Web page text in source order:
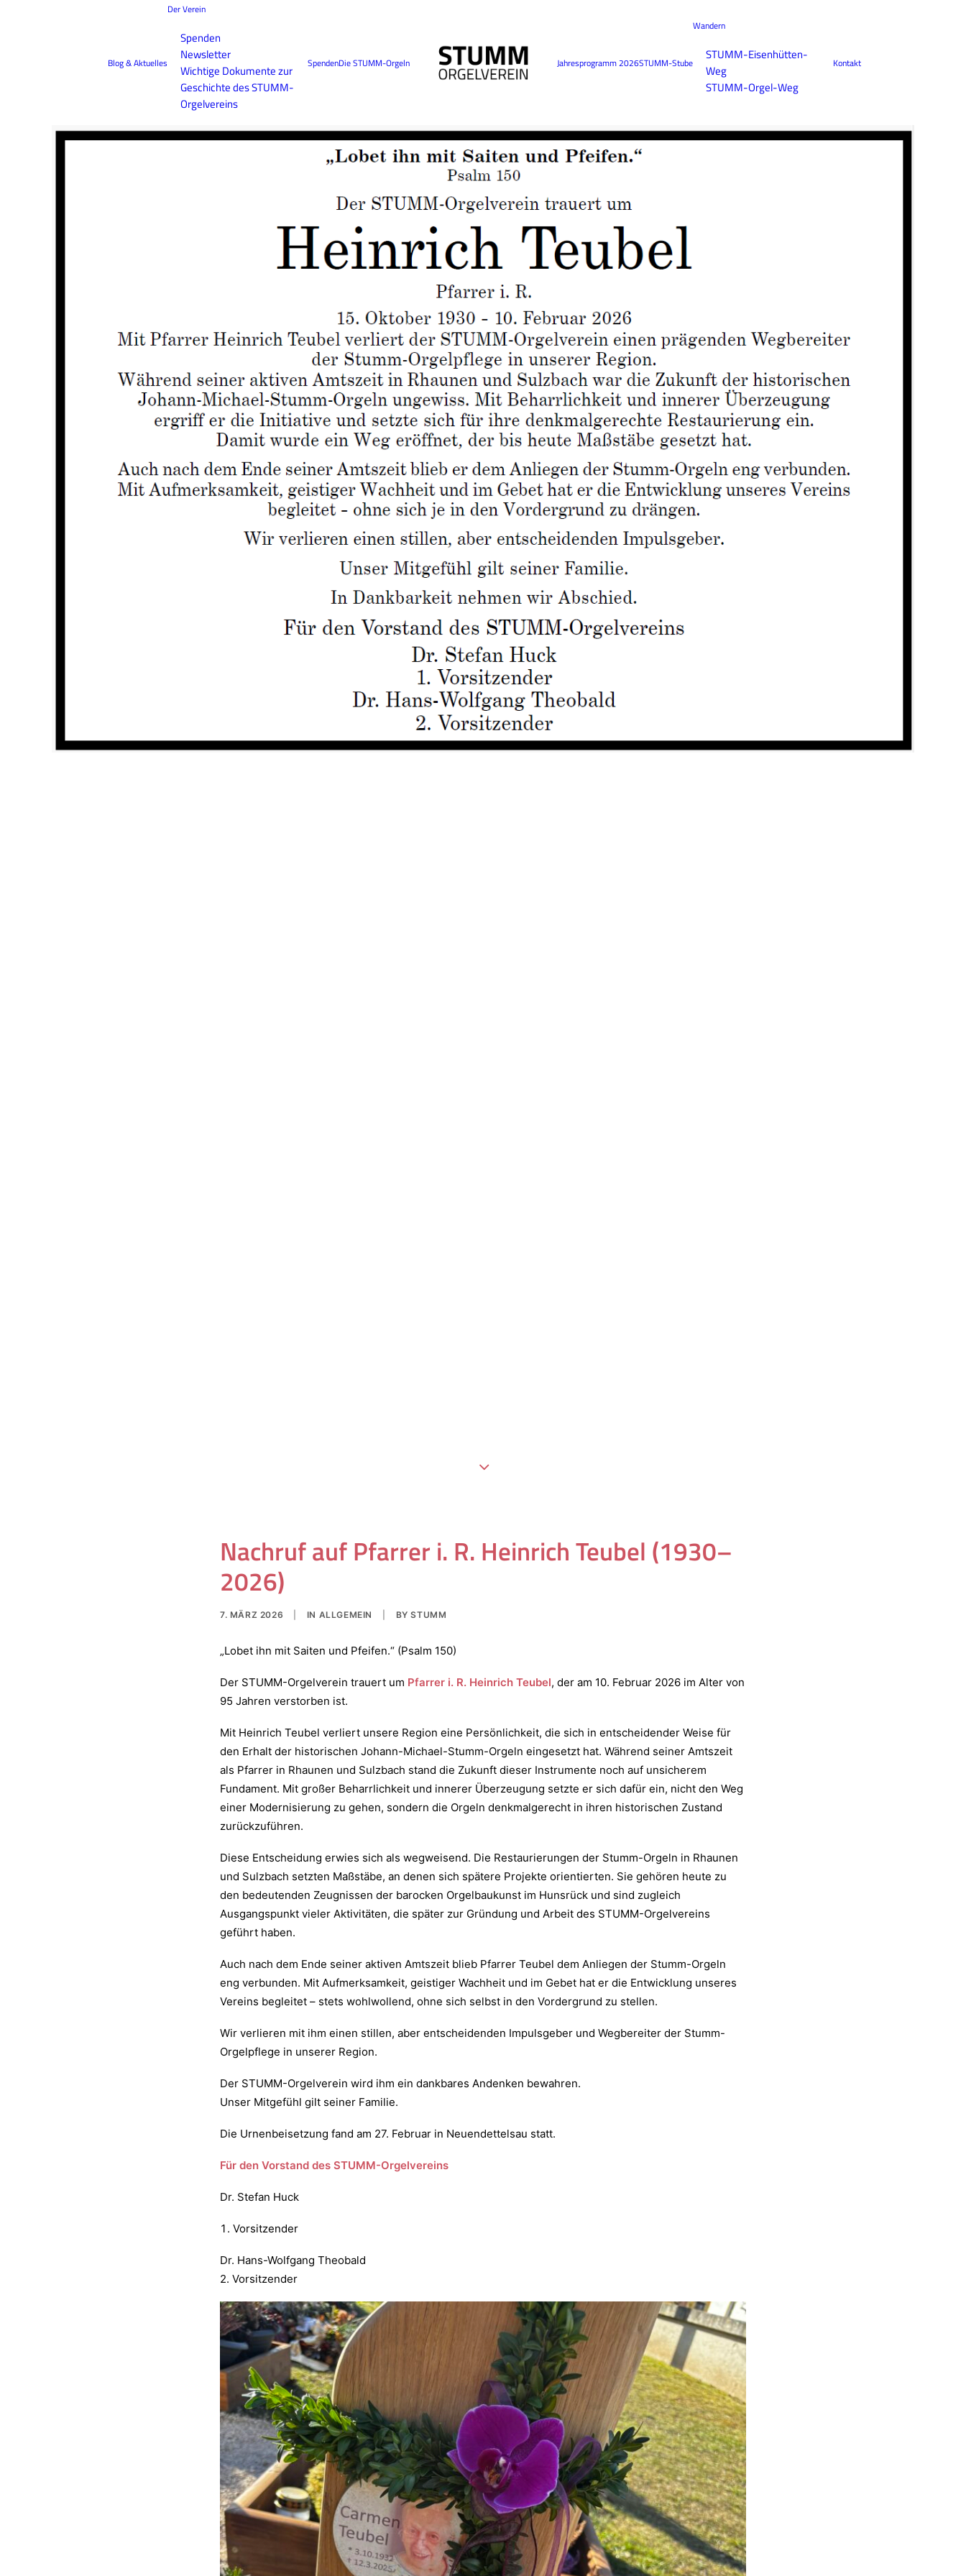
Blog & Aktuelles
Der Verein
Spenden
Newsletter
Wichtige Dokumente zur
Geschichte des STUMM-
Orgelvereins
SpendenDie STUMM-Orgeln Jahresprogramm 2026STUMM-Stube
Wandern
STUMM-Eisenhütten-
Weg
STUMM-Orgel-Weg
Kontakt
Nachruf auf Pfarrer i. R. Heinrich Teubel (1930–
2026)
7. MÄRZ 2026 IN ALLGEMEIN BYSTUMM
„Lobet ihn mit Saiten und Pfeifen.“ (Psalm 150)
Der STUMM-Orgelverein trauert um Pfarrer i. R. Heinrich Teubel, der am 10. Februar 2026 im Alter von
95 Jahren verstorben ist.
Mit Heinrich Teubel verliert unsere Region eine Persönlichkeit, die sich in entscheidender Weise für
den Erhalt der historischen Johann-Michael-Stumm-Orgeln eingesetzt hat. Während seiner Amtszeit
als Pfarrer in Rhaunen und Sulzbach stand die Zukunft dieser Instrumente noch auf unsicherem
Fundament. Mit großer Beharrlichkeit und innerer Überzeugung setzte er sich dafür ein, nicht den Weg
einer Modernisierung zu gehen, sondern die Orgeln denkmalgerecht in ihren historischen Zustand
zurückzuführen.
Diese Entscheidung erwies sich als wegweisend. Die Restaurierungen der Stumm-Orgeln in Rhaunen
und Sulzbach setzten Maßstäbe, an denen sich spätere Projekte orientierten. Sie gehören heute zu
den bedeutenden Zeugnissen der barocken Orgelbaukunst im Hunsrück und sind zugleich
Ausgangspunkt vieler Aktivitäten, die später zur Gründung und Arbeit des STUMM-Orgelvereins
geführt haben.
Auch nach dem Ende seiner aktiven Amtszeit blieb Pfarrer Teubel dem Anliegen der Stumm-Orgeln
eng verbunden. Mit Aufmerksamkeit, geistiger Wachheit und im Gebet hat er die Entwicklung unseres
Vereins begleitet – stets wohlwollend, ohne sich selbst in den Vordergrund zu stellen.
Wir verlieren mit ihm einen stillen, aber entscheidenden Impulsgeber und Wegbereiter der Stumm-
Orgelpflege in unserer Region.
Der STUMM-Orgelverein wird ihm ein dankbares Andenken bewahren.
Unser Mitgefühl gilt seiner Familie.
Die Urnenbeisetzung fand am 27. Februar in Neuendettelsau statt.
Für den Vorstand des STUMM-Orgelvereins
Dr. Stefan Huck
Vorsitzender
Dr. Hans-Wolfgang Theobald
2. Vorsitzender